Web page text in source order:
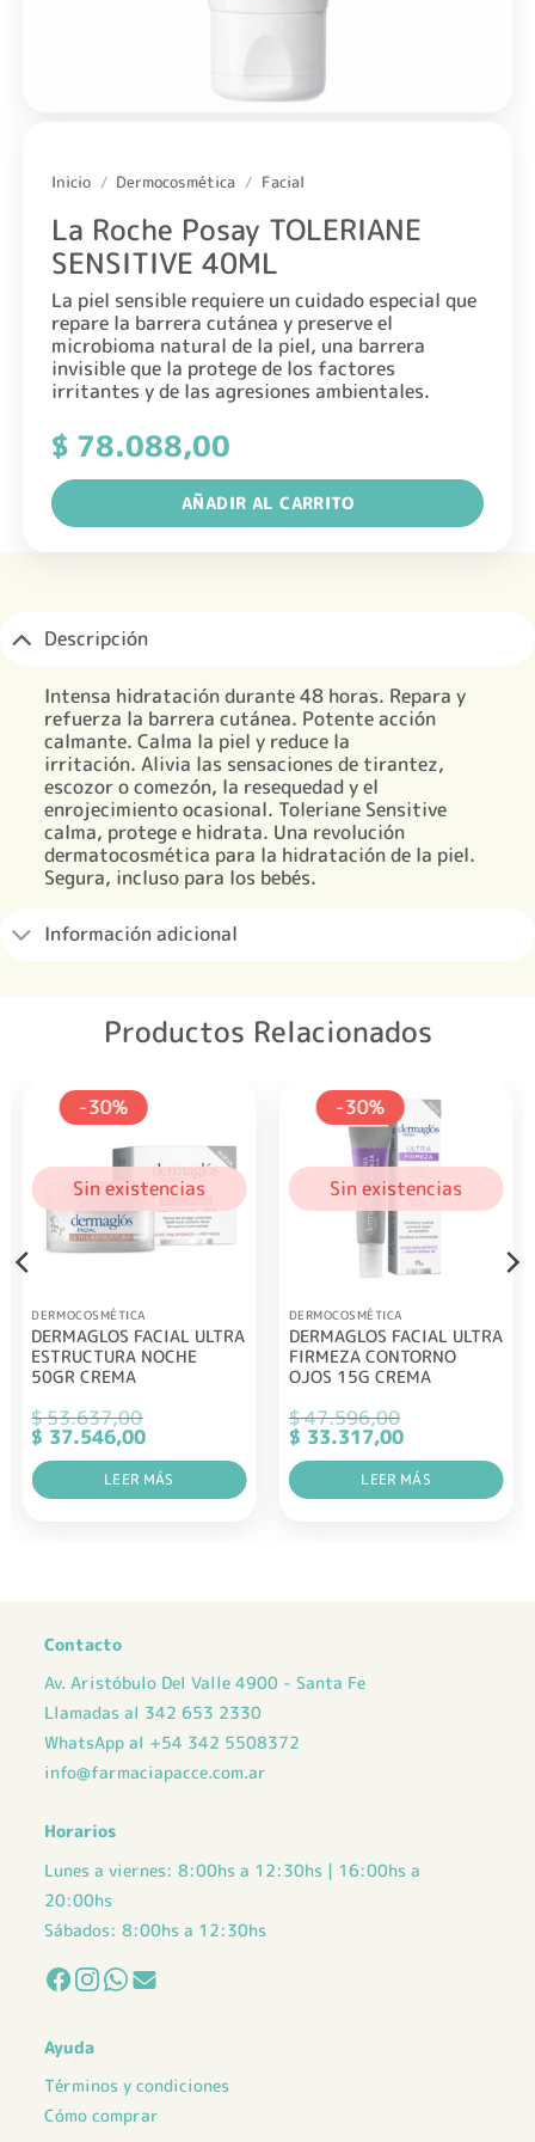
Inicio / Dermocosmética / Facial
La Roche Posay TOLERIANE
SENSITIVE 40ML
La piel sensible requiere un cuidado especial que
repare la barrera cutánea y preserve el
microbioma natural de la piel, una barrera
invisible que la protege de los factores
irritantes y de las agresiones ambientales.
$78.088,00
AÑADIR AL CARRITO
Descripción
Intensa hidratación durante 48 horas. Repara y
refuerza la barrera cutánea. Potente acción
calmante. Calma la piel y reduce la
irritación. Alivia las sensaciones de tirantez,
escozor o comezón, la resequedad y el
enrojecimiento ocasional. Toleriane Sensitive
calma, protege e hidrata. Una revolución
dermatocosmética para la hidratación de la piel.
Segura, incluso para los bebés.
Información adicional
Productos Relacionados
-30%
Sin existencias
DERMOCOSMÉTICA
DERMAGLOS FACIAL ULTRA
ESTRUCTURA NOCHE
50GR CREMA
$53.637,00
El
precio
original
era:
$ 53.637,00.
$ 37.546,00El
precio
actual
es:
$ 37.546,00.
LEER MÁS
-30%
Sin existencias
DERMOCOSMÉTICA
DERMAGLOS FACIAL ULTRA
FIRMEZA CONTORNO
OJOS 15G CREMA
$47.596,00
El
precio
original
era:
$ 47.596,00.
$ 33.317,00El
precio
actual
es:
$ 33.317,00.
LEER MÁS
Contacto
Av. Aristóbulo Del Valle 4900 - Santa Fe
Llamadas al 342 653 2330
WhatsApp al +54 342 5508372
info@farmaciapacce.com.ar
Horarios
Lunes a viernes: 8:00hs a 12:30hs | 16:00hs a
20:00hs
Sábados: 8:00hs a 12:30hs
Ayuda
Términos y condiciones
Cómo comprar